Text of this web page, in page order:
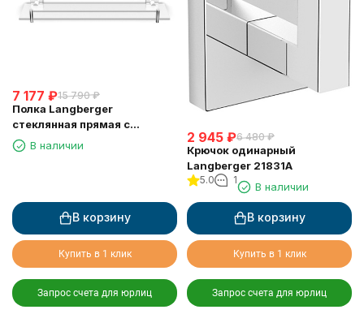
7 177 ₽15 790 ₽
Полка Langberger
стеклянная прямая с
ограничителем 60 см 11851A
В наличии
В корзину
Купить в 1 клик
Запрос счета для юрлиц
2 945 ₽6 480 ₽
Крючок одинарный
Langberger 21831A
5.0 1
В наличии
В корзину
Купить в 1 клик
Запрос счета для юрлиц